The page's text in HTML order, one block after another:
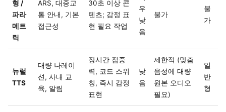
형 /
파라
메트
릭
ARS, 대중교
통 안내, 기본
접근성
30초 이상 콘
텐츠; 감정 표
현 필요 작업
우
낮
음
불가
불
가
뉴럴
TTS
대량 나레이
션, 사내 교
육, 알림
장시간 집중
력, 코드 스위
칭, 즉시 감정
표현
낮
음
제한적 (맞춤
음성에 대량
원본 오디오
필요)
일
반
형